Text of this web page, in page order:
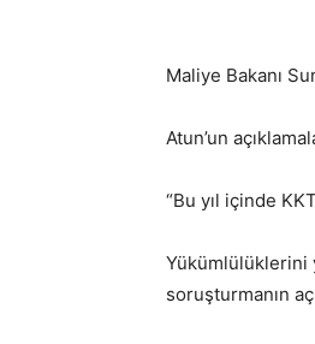
Maliye Bakanı
Atun’un
“Bu yıl içinde
Yükümlülüklerini
soruşturmanın